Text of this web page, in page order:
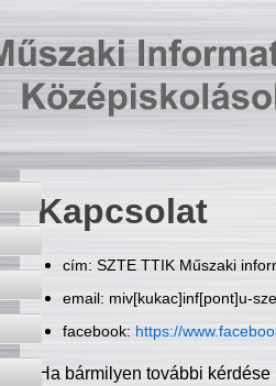
Kapcsolat
cím: SZTE TTIK Műszaki
email: miv[kukac]inf[pont]u-
facebook: https://
Ha bármilyen további